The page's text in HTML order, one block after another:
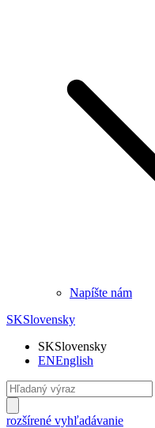
Napíšte nám
SKSlovensky
SKSlovensky
ENEnglish
rozšírené vyhľadávanie